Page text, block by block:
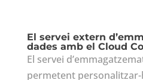
El servei extern
dades amb el Cloud
El servei
permetent personalitzar-